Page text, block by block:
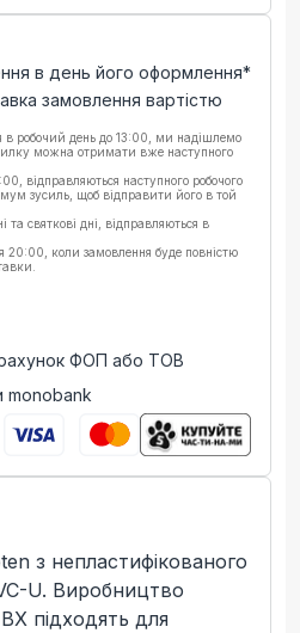
в день його оформлення*
замовлення вартістю
в робочий день до 13:00, ми надішлемо
можна отримати вже наступного
відправляються наступного робочого
зусиль, щоб відправити його в той
та святкові дні, відправляються в
коли замовлення буде повністю
рахунок ФОП або ТОВ
monobank
з непластифікованого
U. Виробництво
підходять для